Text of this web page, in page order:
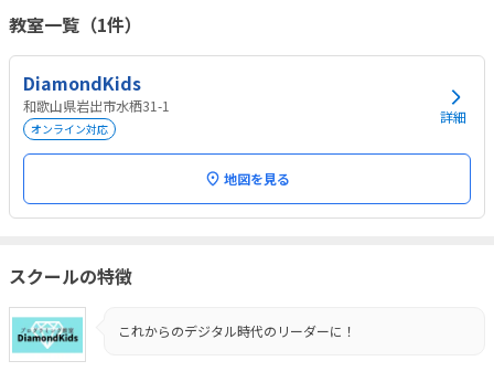
教室一覧（1件）
DiamondKids
和歌山県岩出市水栖31-1
オンライン対応
詳細
地図を見る
スクールの特徴
これからのデジタル時代のリーダーに！